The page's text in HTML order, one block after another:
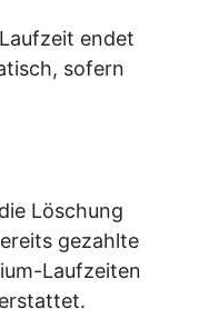
endet
sofern
Löschung
gezahlte
Laufzeiten